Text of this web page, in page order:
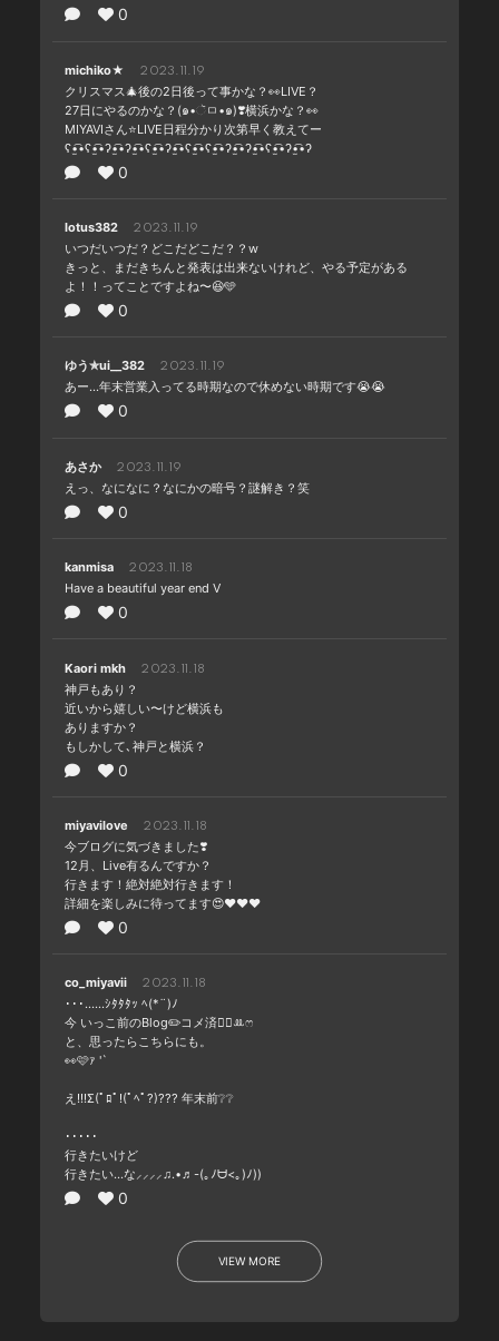
0
michiko★ 2023.11.19
クリスマス🎄後の2日後って事かな？👀LIVE？
27日にやるのかな？(๑•ૅㅁ•๑)❣️横浜かな？👀
MIYAVIさん⭐️LIVE日程分かり次第早く教えてー
ʕ•̫͡•ʕ•̫͡•ʔ•̫͡•ʔ•̫͡•ʕ•̫͡•ʔ•̫͡•ʕ•̫͡•ʕ•̫͡•ʔ•̫͡•ʔ•̫͡•ʕ•̫͡•ʔ•̫͡•ʔ
0
lotus382 2023.11.19
いつだいつだ？どこだどこだ？？w
きっと、まだきちんと発表は出来ないけれど、やる予定がある
よ！！ってことですよね〜😆🩵
0
ゆう✯ui__382 2023.11.19
あー...年末営業入ってる時期なので休めない時期です😭😭
0
あさか 2023.11.19
えっ、なになに？なにかの暗号？謎解き？笑
0
kanmisa 2023.11.18
Have a beautiful year end V
0
Kaori mkh 2023.11.18
神戸もあり？
近いから嬉しい〜けど横浜も
ありますか？
もしかして､神戸と横浜？
0
miyavilove 2023.11.18
今ブログに気づきました❣️
12月、Live有るんですか？
行きます！絶対絶対行きます！
詳細を楽しみに待ってます😍❤️❤️❤️
0
co_miyavii 2023.11.18
･･･……ｼﾀﾀﾀｯ ﾍ(*¨)ﾉ
今 いっこ前のBlog✏️コメ済🙆‍♀️ꔛ‬ෆ
と、思ったらこちらにも。
👀🩷ｧ '`
え!!!Σ(ﾟﾛﾟ!(ﾟﾍﾟ?)??? 年末前❔❔
･････
行きたいけど
行きたい...な⸝⸝⸝⸝♫.•♬-(｡ﾉᗨ<｡)ﾉ))
0
VIEW MORE